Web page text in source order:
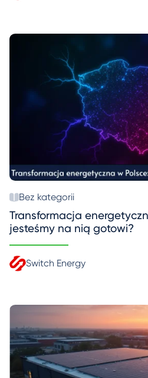
Bez kategorii
Transformacja
jesteśmy na nią gotowi?
Switch Energy